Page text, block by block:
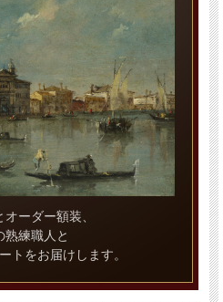
ーダー額装、
熟練職人と
トをお届けします。